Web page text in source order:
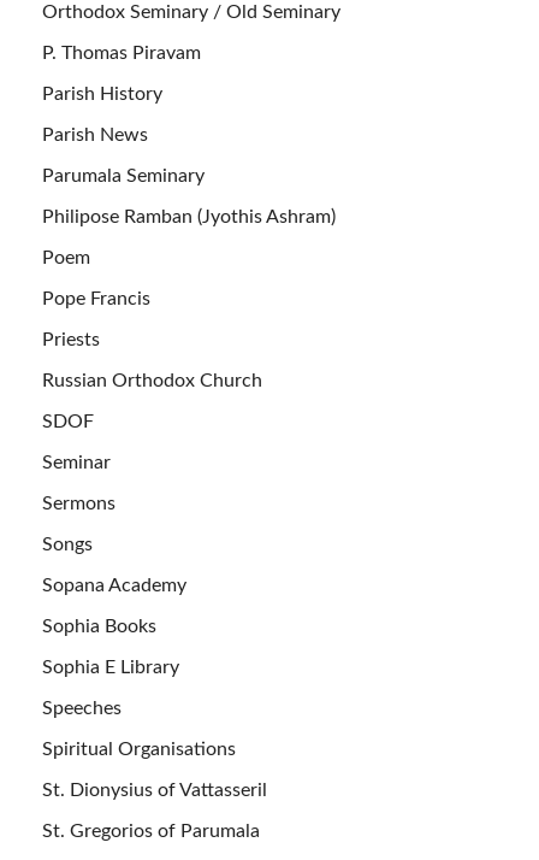
Orthodox Seminary / Old Seminary
P. Thomas Piravam
Parish History
Parish News
Parumala Seminary
Philipose Ramban (Jyothis Ashram)
Poem
Pope Francis
Priests
Russian Orthodox Church
SDOF
Seminar
Sermons
Songs
Sopana Academy
Sophia Books
Sophia E Library
Speeches
Spiritual Organisations
St. Dionysius of Vattasseril
St. Gregorios of Parumala